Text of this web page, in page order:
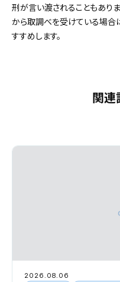
刑が言い渡されることもあり
から取調べを受けている場合
すすめします。
関連
2026.08.06